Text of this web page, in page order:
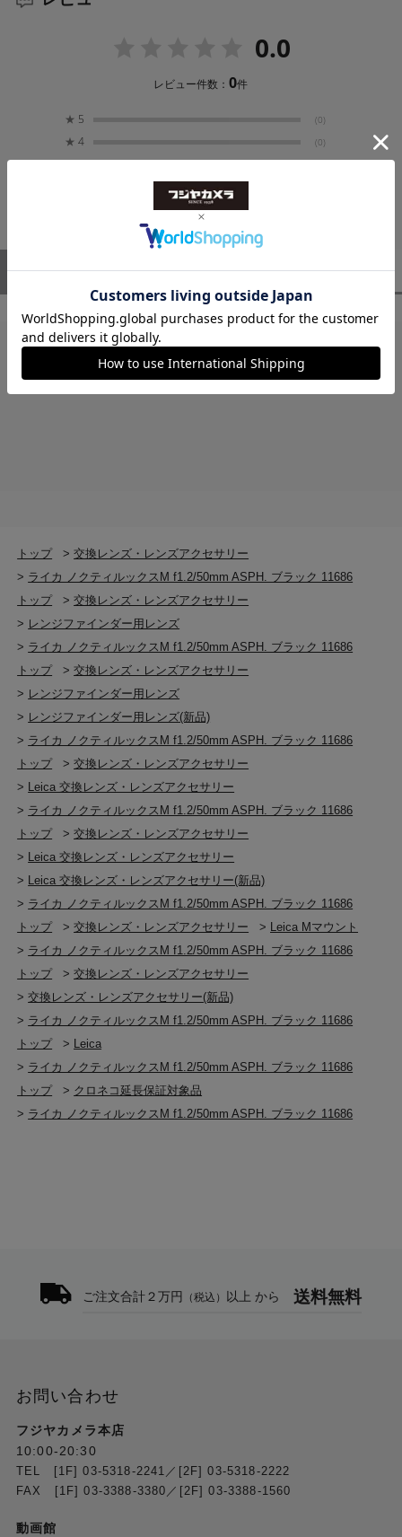
ライカMバヨネット、デジタルMカメラ識別６ビット
カラー
ブラック
先端からバヨネットフランジまでの長さ
0.0
レビュー件数：0件
★ 5 (0)
★ 4 (0)
★3
ユーザーレビュー（0） スタッフレビュー（0）
レビューはありません。
トップ >交換レンズ・レンズアクセサリー
> ライカ ノクティルックスM f1.2/50mm ASPH. ブラック 11686
トップ
>交換レンズ・レンズアクセサリー
> レンジファインダー用レンズ
> ライカ ノクティルックスM f1.2/50mm ASPH. ブラック 11686
トップ
>交換レンズ・レンズアクセサリー
> レンジファインダー用レンズ
> レンジファインダー用レンズ(新品)
> ライカ ノクティルックスM f1.2/50mm ASPH. ブラック 11686
トップ
>交換レンズ・レンズアクセサリー
> Leica 交換レンズ・レンズアクセサリー
> ライカ ノクティルックスM f1.2/50mm ASPH. ブラック 11686
トップ
>交換レンズ・レンズアクセサリー
> Leica 交換レンズ・レンズアクセサリー
> Leica 交換レンズ・レンズアクセサリー(新品)
> ライカ ノクティルックスM f1.2/50mm ASPH. ブラック 11686
トップ
>交換レンズ・レンズアクセサリー > Leica Mマウント
> ライカ ノクティルックスM f1.2/50mm ASPH. ブラック 11686
トップ
>交換レンズ・レンズアクセサリー
>交換レンズ・レンズアクセサリー(新品)
> ライカ ノクティルックスM f1.2/50mm ASPH. ブラック 11686
トップ
> Leica
> ライカ ノクティルックスM f1.2/50mm ASPH. ブラック 11686
トップ
> クロネコ延長保証対象品
> ライカ ノクティルックスM f1.2/50mm ASPH. ブラック 11686
ご注文合計２万円 （税込） 以上 から 送料無料
お問い合わせ
フジヤカメラ本店
10:00-20:30
TEL [1F] 03-5318-2241／[2F] 03-5318-2222
FAX [1F] 03-3388-3380／[2F] 03-3388-1560
動画館